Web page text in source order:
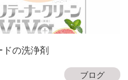
の洗浄剤
ブログ